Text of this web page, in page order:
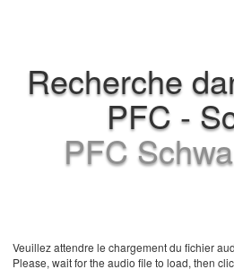
Recherche
PFC -
PFC
Veuillez attendre le chargement du fichier
Please, wait for the audio file to load, then